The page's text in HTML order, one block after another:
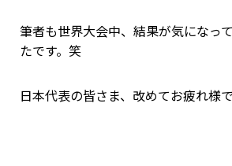
筆者も世界大会中、結果が気になっ
たです。笑
日本代表の皆さま、改めてお疲れ様